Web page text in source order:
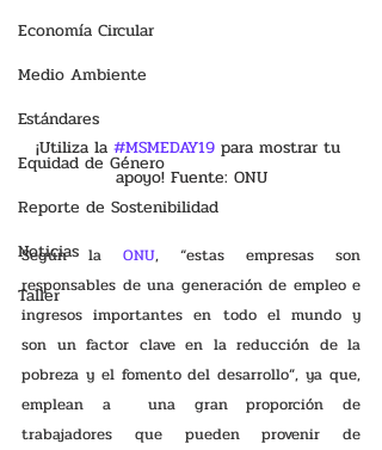
Economía Circular
Medio Ambiente
Estándares
Equidad de Género
Reporte de Sostenibilidad
Noticias
Taller
¡Utiliza la #MSMEDAY19 para mostrar tu
apoyo! Fuente: ONU
Según la ONU, “estas empresas son
responsables de una generación de empleo e
ingresos importantes en todo el mundo y
son un factor clave en la reducción de la
pobreza y el fomento del desarrollo”, ya que,
emplean a  una gran proporción de
trabajadores que pueden provenir de